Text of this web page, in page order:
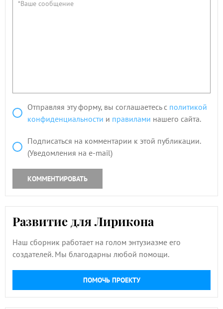
Отправляя эту форму, вы соглашаетесь с политикой
конфиденциальности и правилами нашего сайта.
Подписаться на комментарии к этой публикации.
(Уведомления на e-mail)
КОММЕНТИРОВАТЬ
Развитие для Лирикона
Наш сборник работает на голом энтузиазме его
создателей. Мы благодарны любой помощи.
ПОМОЧЬ ПРОЕКТУ